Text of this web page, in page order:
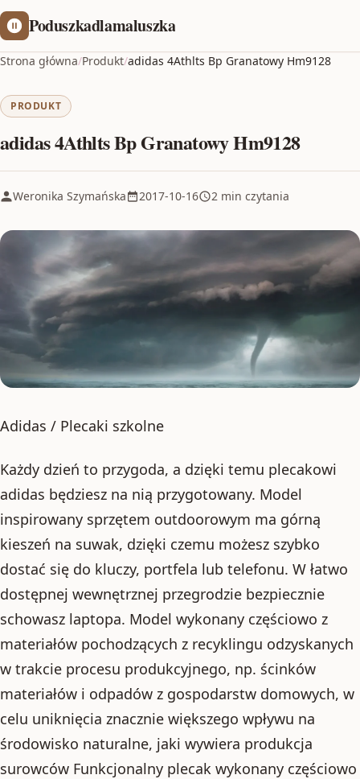
Poduszkadlamaluszka
Strona główna/Produkt/adidas 4Athlts Bp Granatowy Hm9128
PRODUKT
adidas 4Athlts Bp Granatowy Hm9128
Weronika Szymańska 2017-10-16 2 min czytania
Adidas / Plecaki szkolne
Każdy dzień to przygoda, a dzięki temu plecakowi
adidas będziesz na nią przygotowany. Model
inspirowany sprzętem outdoorowym ma górną
kieszeń na suwak, dzięki czemu możesz szybko
dostać się do kluczy, portfela lub telefonu. W łatwo
dostępnej wewnętrznej przegrodzie bezpiecznie
schowasz laptopa. Model wykonany częściowo z
materiałów pochodzących z recyklingu odzyskanych
w trakcie procesu produkcyjnego, np. ścinków
materiałów i odpadów z gospodarstw domowych, w
celu uniknięcia znacznie większego wpływu na
środowisko naturalne, jaki wywiera produkcja
surowców Funkcjonalny plecak wykonany częściowo